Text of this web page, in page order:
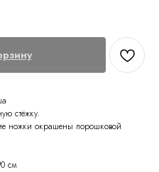
стёжку.
ножки окрашены порошковой
см